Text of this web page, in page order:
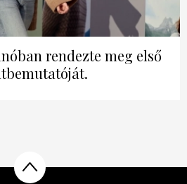
rendezte meg első